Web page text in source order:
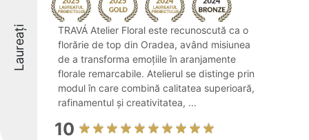
Laureați
TRAVÁ Atelier Floral este recunoscută ca o
florărie de top din Oradea, având misiunea
de a transforma emoțiile în aranjamente
florale remarcabile. Atelierul se distinge prin
modul în care combină calitatea superioară,
rafinamentul și creativitatea, ...
10